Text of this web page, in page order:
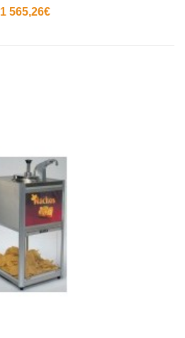
1 565,26€